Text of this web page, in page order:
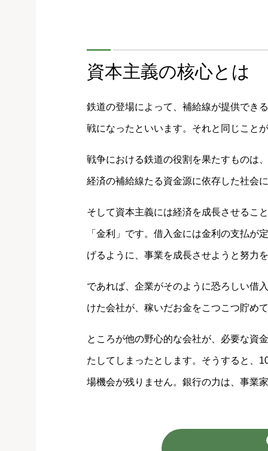
資本主義の核心とは
鉄道の登場によって、補給線が提供でき
戦になったといいます。それと同じこと
戦争における鉄道の役割を果たすものは
経済の補給線たる資金源に依存した社会
そして資本主義には経済を成長させるこ
「金利」です。借入金には金利の支払が
げるように、事業を成長させようと努力
であれば、企業がそのように恐ろしい借
けた会社が、稼いだお金をこつこつ貯め
ところが他の野心的な会社が、必要な資
たしてしまったとします。そうすると、
場機会が残りません。銀行の力は、事業